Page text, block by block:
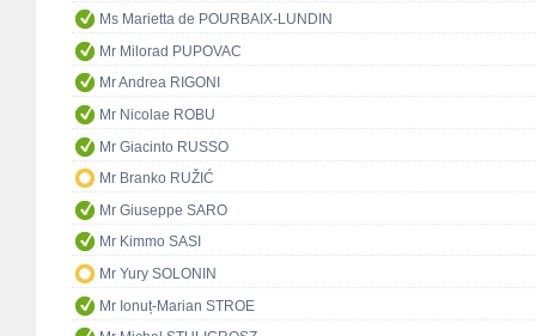
Ms Marietta de POURBAIX-LUNDIN
Mr Milorad PUPOVAC
Mr Andrea RIGONI
Mr Nicolae ROBU
Mr Giacinto RUSSO
Mr Branko RUŽIĆ
Mr Giuseppe SARO
Mr Kimmo SASI
Mr Yury SOLONIN
Mr Ionuț-Marian STROE